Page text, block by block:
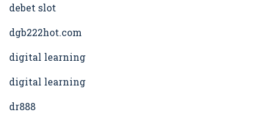
debet slot
dgb222hot.com
digital learning
digital learning
dr888